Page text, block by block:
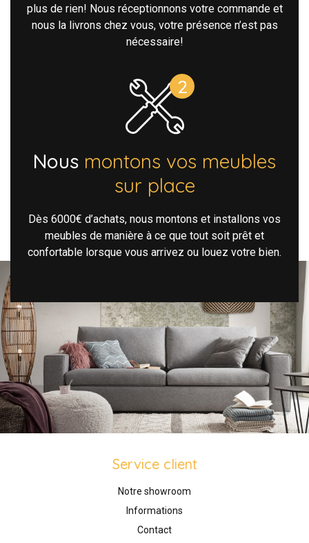
plus de rien! Nous réceptionnons votre commande et
nous la livrons chez vous, votre présence n’est pas
nécessaire!
Nous montons vos meubles
sur place
Dès 6000€ d’achats, nous montons et installons vos
meubles de manière à ce que tout soit prêt et
confortable lorsque vous arrivez ou louez votre bien.
Service client
Notre showroom
Informations
Contact